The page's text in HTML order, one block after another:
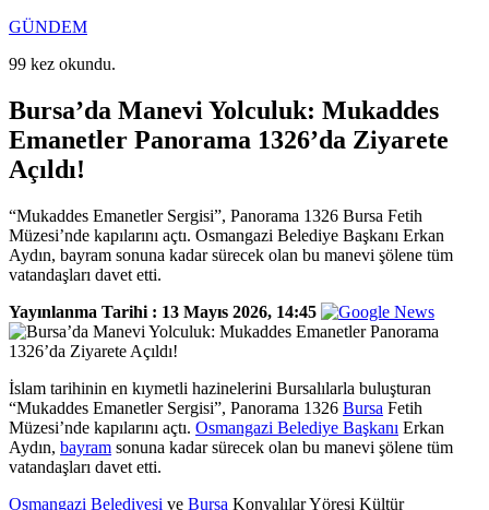
GÜNDEM
99 kez okundu.
Bursa’da Manevi Yolculuk: Mukaddes
Emanetler Panorama 1326’da Ziyarete
Açıldı!
“Mukaddes Emanetler Sergisi”, Panorama 1326 Bursa Fetih
Müzesi’nde kapılarını açtı. Osmangazi Belediye Başkanı Erkan
Aydın, bayram sonuna kadar sürecek olan bu manevi şölene tüm
vatandaşları davet etti.
Yayınlanma Tarihi : 13 Mayıs 2026, 14:45
İslam tarihinin en kıymetli hazinelerini Bursalılarla buluşturan
“Mukaddes Emanetler Sergisi”, Panorama 1326 Bursa Fetih
Müzesi’nde kapılarını açtı. Osmangazi Belediye Başkanı Erkan
Aydın, bayram sonuna kadar sürecek olan bu manevi şölene tüm
vatandaşları davet etti.
Osmangazi Belediyesi ve Bursa Konyalılar Yöresi Kültür